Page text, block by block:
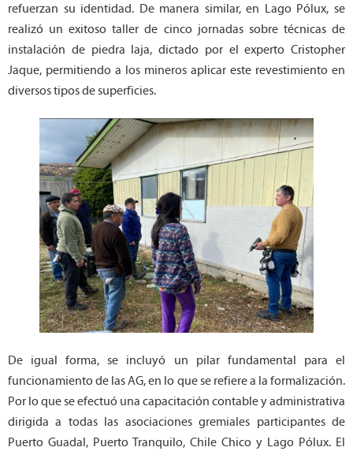
refuerzan su identidad. De manera similar, en Lago Pólux, se
realizó un exitoso taller de cinco jornadas sobre técnicas de
instalación de piedra laja, dictado por el experto Cristopher
Jaque, permitiendo a los mineros aplicar este revestimiento en
diversos tipos de superficies.
De igual forma, se incluyó un pilar fundamental para el
funcionamiento de las AG, en lo que se refiere a la formalización.
Por lo que se efectuó una capacitación contable y administrativa
dirigida a todas las asociaciones gremiales participantes de
Puerto Guadal, Puerto Tranquilo, Chile Chico y Lago Pólux. El